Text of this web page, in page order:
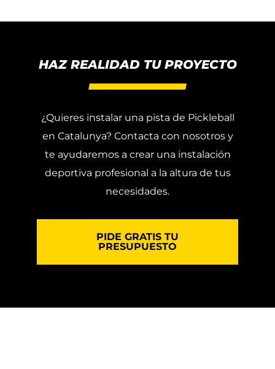
HAZ REALIDAD TU PROYECTO
¿Quieres instalar una pista de Pickleball
en Catalunya? Contacta con nosotros y
te ayudaremos a crear una instalación
deportiva profesional a la altura de tus
necesidades.
PIDE GRATIS TU
PRESUPUESTO